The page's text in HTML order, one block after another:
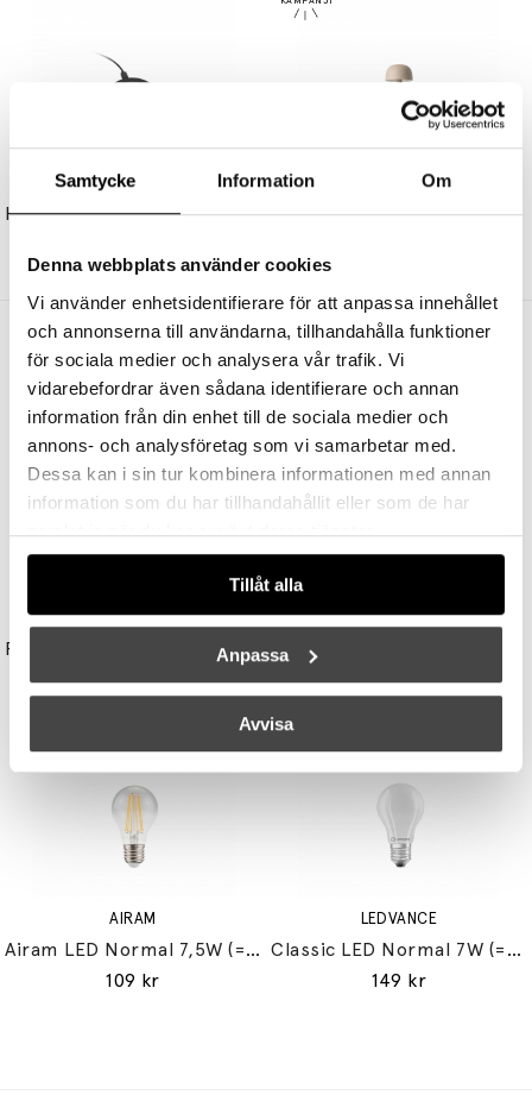
Samtycke Information Om
Denna webbplats använder cookies
Vi använder enhetsidentifierare för att anpassa innehållet
och annonserna till användarna, tillhandahålla funktioner
för sociala medier och analysera vår trafik. Vi
vidarebefordrar även sådana identifierare och annan
information från din enhet till de sociala medier och
annons- och analysföretag som vi samarbetar med.
Dessa kan i sin tur kombinera informationen med annan
information som du har tillhandahållit eller som de har
samlat in när du har använt deras tjänster.
Tillåt alla
Anpassa
Avvisa
HUMBLE
Humble Wireless Charger Single Black
HUMBLE
Humble Two Portable Bordslampa Beige
Andra köpte även
UNISON
Reflektor MR11 28W (=35W) GU10
149 kr
STUDIO EERO AARNIO
3395 kr 3056 kr
AIRAM
Airam LED Normal 7,5W (=60W) E27
109 kr
LEDVANCE
Classic LED Normal 7W (=60W) E27
149 kr